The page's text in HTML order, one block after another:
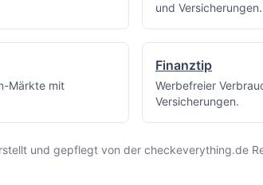
und Versicherungen.
Märkte mit
Finanztip
Werbefreier
Versicherungen.
und gepflegt von der checkeverything.de